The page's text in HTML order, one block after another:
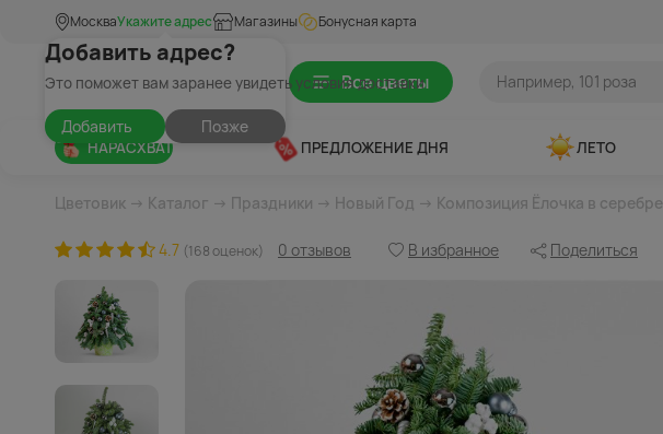
МоскваУкажите адрес
Добавить адрес?
Это поможет вам заранее увидеть условия доставки
Добавить Позже
Магазины Бонусная карта
Все цветы
НАРАСХВАТ ПРЕДЛОЖЕНИЕ ДНЯ ЛЕТО
Цветовик → Каталог → Праздники → Новый Год → Композиция Ёлочка в серебре
4.7 (168 оценок) 0 отзывов В избранное Поделиться